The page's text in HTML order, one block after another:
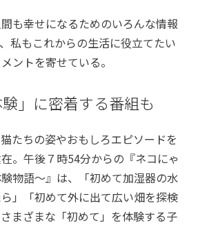
も幸せになるためのいろんな情報
私もこれからの生活に役立てたい
ントを寄せている。
」に密着する番組も
たちの姿やおもしろエピソードを
。午後７時54分からの『ネコにゃ
物語～』は、「初めて加湿器の水
」「初めて外に出て広い畑を探検
まざまな「初めて」を体験する子